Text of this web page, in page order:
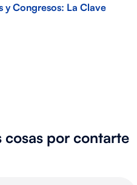
y Congresos: La Clave
cosas por contarte